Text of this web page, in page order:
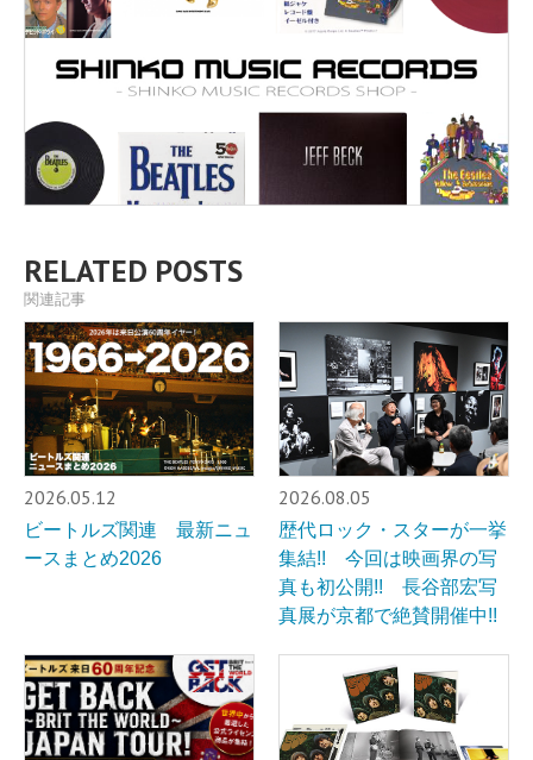
RELATED POSTS
関連記事
2026.05.12
ビートルズ関連 最新ニュ
ースまとめ2026
2026.08.05
歴代ロック・スターが一挙
集結!! 今回は映画界の写
真も初公開!! 長谷部宏写
真展が京都で絶賛開催中!!